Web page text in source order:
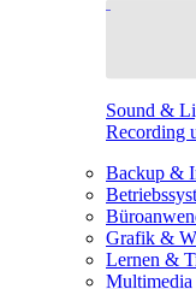
Sound &
Recording
Backup &
Grafik &
Lernen &
Multimedia